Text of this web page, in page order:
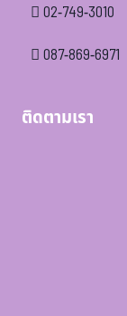
02-749-3010
087-869-6971
ติดตามเรา